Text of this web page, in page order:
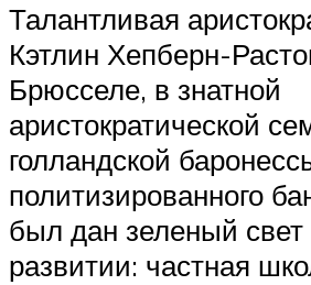
Талантливая
Кэтлин Хепберн-
Брюсселе, в знатной
аристократической
голландской
политизированного
был дан зеленый свет
развитии: частная